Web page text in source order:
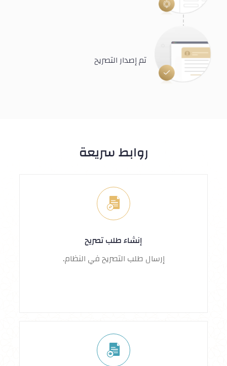
تم إصدار التصريح
روابط سريعة
إنشاء طلب تصريح
إرسال طلب التصريح في النظام.